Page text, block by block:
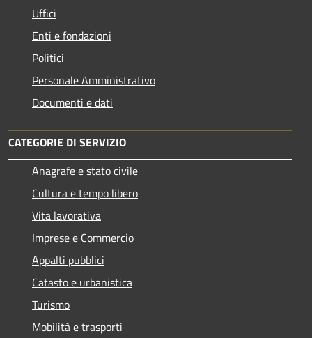
Uffici
Enti e fondazioni
Politici
Personale Amministrativo
Documenti e dati
CATEGORIE DI SERVIZIO
Anagrafe e stato civile
Cultura e tempo libero
Vita lavorativa
Imprese e Commercio
Appalti pubblici
Catasto e urbanistica
Turismo
Mobilità e trasporti